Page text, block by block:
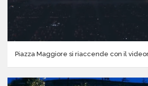
Piazza Maggiore si riaccende con il